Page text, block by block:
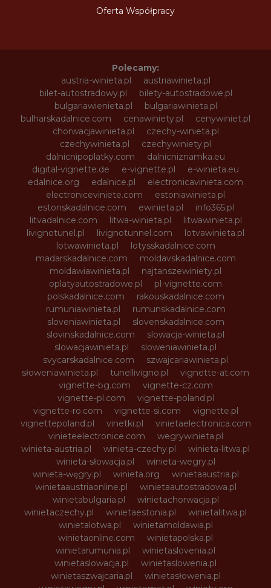
Oferta Współpracy
Polecamy:
austria-winieta.pl
austriawinieta.pl
bilet-autostradowy.pl
bilety-autostradowe.pl
bulgariawienieta.pl
bulgariawinieta.pl
bulharskadalnice.com
cenawiniety.pl
cenywiniet.pl
chorwacjawinieta.pl
czechy-winieta.pl
czechywinieta.pl
czechywiniety.pl
dalnicnipoplatky.com
dalnicniznamka.eu
digital-vignette.de
e-vignette.pl
e-winieta.eu
edalnice.org
edalnice.pl
electronicavinieta.com
electroniceviniete.com
estoniawinieta.pl
estonskadalnice.com
ewinieta.pl
info365.pl
litvadalnice.com
litwa-winieta.pl
litwawinieta.pl
livignotunel.pl
livignotunnel.com
lotvawinieta.pl
lotwawinieta.pl
lotysskadalnice.com
madarskadalnice.com
moldavskadalnice.com
moldawiawinieta.pl
najtanszewiniety.pl
oplatyautostradowe.pl
pl-vignette.com
polskadalnice.com
rakouskadalnice.com
rumuniawinieta.pl
rumunskadalnice.com
sloveniawinieta.pl
slovenskadalnice.com
slovinskadalnice.com
slowacja-winieta.pl
slowacjawinieta.pl
sloweniawinieta.pl
svycarskadalnice.com
szwajcariawinieta.pl
słoweniawinieta.pl
tunellivigno.pl
vignette-at.com
vignette-bg.com
vignette-cz.com
vignette-pl.com
vignette-poland.pl
vignette-ro.com
vignette-si.com
vignette.pl
vignettepoland.pl
vinetki.pl
vinietaelectronica.com
vinieteelectronice.com
wegrywinieta.pl
winieta-austria.pl
winieta-czechy.pl
winieta-litwa.pl
winieta-słowacja.pl
winieta-wegry.pl
winieta-węgry.pl
winieta.org
winietaaustria.pl
winietaaustriaonline.pl
winietaautostradowa.pl
winietabulgaria.pl
winietachorwacja.pl
winietaczechy.pl
winietaestonia.pl
winietalitwa.pl
winietalotwa.pl
winietamoldawia.pl
winietaonline.com
winietapolska.pl
winietarumunia.pl
winietaslovenia.pl
winietaslowacja.pl
winietaslowenia.pl
winietaszwajcaria.pl
winietasłowenia.pl